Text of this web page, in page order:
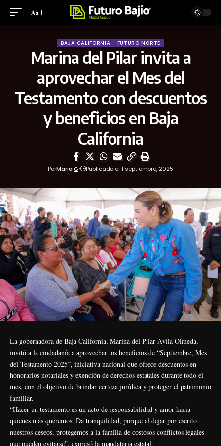
Aa
BAJA CALIFORNIA FUTURO NORTE
Marina del Pilar invita a
aprovechar el Mes del
Testamento con descuentos
y beneficios en Baja
California
PorMaria G Publicado el 1 septiembre, 2025
La gobernadora de Baja California, Marina del Pilar Ávila Olmeda,
invitó a la ciudadanía a aprovechar los beneficios de “Septiembre, Mes
del Testamento 2025”, iniciativa nacional que ofrece descuentos en
honorarios notariales y exención de derechos estatales durante todo el
mes, con el objetivo de brindar certeza jurídica y proteger el patrimonio
familiar.
“Hacer un testamento es un acto de responsabilidad y amor hacia
quienes más queremos. Da tranquilidad, porque al dejar por escrito
nuestros deseos, protegemos a la familia de costosos conflictos legales
que pueden evitarse”, expresó la mandataria estatal.